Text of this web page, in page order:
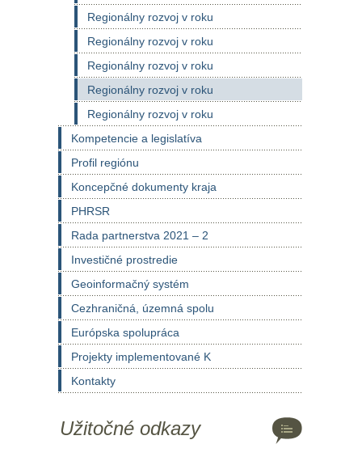
Regionálny rozvoj v roku
Regionálny rozvoj v roku
Regionálny rozvoj v roku
Regionálny rozvoj v roku
Regionálny rozvoj v roku
Kompetencie a legislatíva
Profil regiónu
Koncepčné dokumenty kraja
PHRSR
Rada partnerstva 2021 – 2
Investičné prostredie
Geoinformačný systém
Cezhraničná, územná spolu
Európska spolupráca
Projekty implementované K
Kontakty
Užitočné odkazy